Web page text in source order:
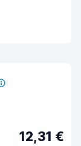
12,31 €